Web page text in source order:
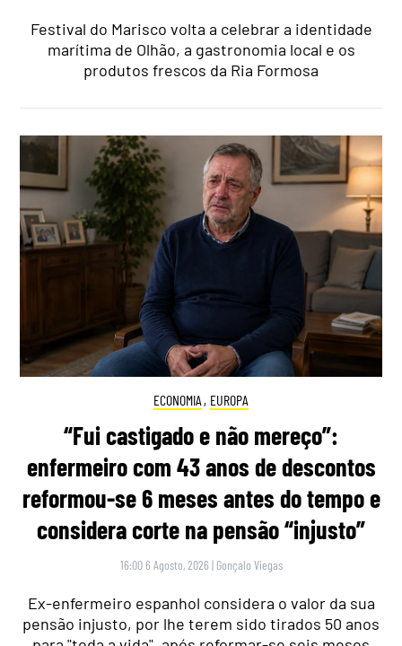
Festival do Marisco volta a celebrar a identidade
marítima de Olhão, a gastronomia local e os
produtos frescos da Ria Formosa
ECONOMIA , EUROPA
“Fui castigado e não mereço”:
enfermeiro com 43 anos de descontos
reformou-se 6 meses antes do tempo e
considera corte na pensão “injusto”
16:00 6 Agosto, 2026 | Gonçalo Viegas
Ex-enfermeiro espanhol considera o valor da sua
pensão injusto, por lhe terem sido tirados 50 anos